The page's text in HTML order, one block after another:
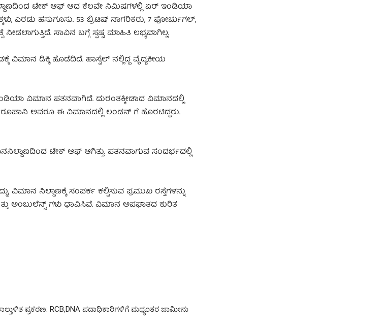
ಟೇಕ್‌ ಆಫ್‌ ಆದ ಕೆಲವೇ ನಿಮಿಷಗಳಲ್ಲಿ ಏರ್ ಇಂಡಿಯಾ
ಎರಡು ಹಸುಗೂಸು. 53 ಬ್ರಿಟಿಷ್‌ ನಾಗರಿಕರು, 7 ಪೋರ್ಚುಗಲ್‌,
ಸಾವಿನ ಬಗ್ಗೆ ಸ್ಪಷ್ಟ ಮಾಹಿತಿ ಲಭ್ಯವಾಗಿಲ್ಲ.
ವಿಮಾನ ಡಿಕ್ಕಿ ಹೊಡೆದಿದೆ. ಹಾಸ್ಟೆಲ್‌ ನಲ್ಲಿದ್ದ ವೈದ್ಯಕೀಯ
ವಿಮಾನ ಪತನವಾಗಿದೆ. ದುರಂತಕ್ಕೀಡಾದ ವಿಮಾನದಲ್ಲಿ
ಅವರೂ ಈ ವಿಮಾನದಲ್ಲಿ ಲಂಡನ್‌ ಗೆ ಹೊರಟಿದ್ದರು.
ಟೇಕ್‌ ಆಫ್ ಆಗಿತ್ತು. ಪತನವಾಗುವ ಸಂದರ್ಭದಲ್ಲಿ
ನಿಲ್ದಾಣಕ್ಕೆ ಸಂಪರ್ಕ ಕಲ್ಪಿಸುವ ಪ್ರಮುಖ ರಸ್ತೆಗಳನ್ನು
ಅಂಬುಲೆನ್ಸ್‌ ಗಳು ಧಾವಿಸಿವೆ. ವಿಮಾನ ಅಪಘಾತದ ಕುರಿತ
ಪ್ರಕರಣ: RCB,DNA ಪದಾಧಿಕಾರಿಗಳಿಗೆ ಮಧ್ಯಂತರ ಜಾಮೀನು